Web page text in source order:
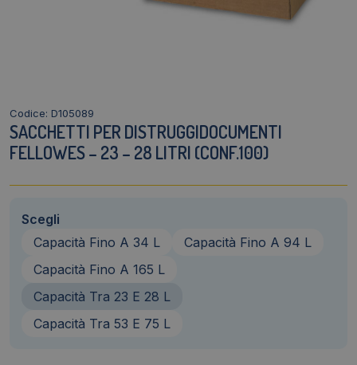
Codice: D105089
SACCHETTI PER DISTRUGGIDOCUMENTI
FELLOWES – 23 – 28 LITRI (CONF.100)
Scegli
Capacità Fino A 34 L
Capacità Fino A 94 L
Capacità Fino A 165 L
Capacità Tra 23 E 28 L
Capacità Tra 53 E 75 L